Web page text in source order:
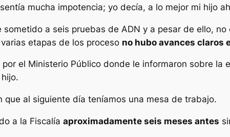
mucha impotencia; yo decía, a lo mejor mi hijo
a seis pruebas de ADN y a pesar de ello,
etapas de los proceso no hubo avances claros
el Ministerio Público donde le informaron sobre la
al siguiente día teníamos una mesa de trabajo.
a la Fiscalía aproximadamente seis meses antes